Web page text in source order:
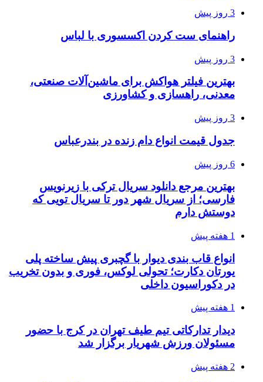
3 روز پیش
راهنمای ست کردن اکسسوری با لباس
3 روز پیش
بهترین فیلتر هواکش برای ماشین‌آلات صنعتی،
معدنی، راهسازی و کشاورزی
3 روز پیش
جدول قیمت انواع دام زنده در بندرعباس
6 روز پیش
بهترین مرجع دانلود سریال ترکی با زیرنویس
فارسی؛ از سریال شهر دور تا سریال تویی که
دوستش دارم
1 هفته پیش
انواع قاب بندی دیوار با گچبری پیش ساخته پلی
یورتان دکارت؛ تحولی لوکس، فوری و بدون تخریب
در دکوراسیون داخلی
1 هفته پیش
دیدار تدارکاتی تیم طیف تهران در کرج با حضور
مسئولان ورزش شهریار برگزار شد
2 هفته پیش